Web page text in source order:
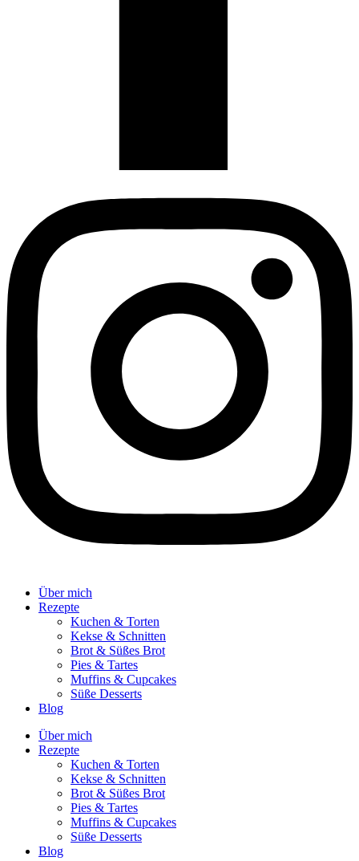
Über mich
Rezepte
Kuchen & Torten
Kekse & Schnitten
Brot & Süßes Brot
Pies & Tartes
Muffins & Cupcakes
Süße Desserts
Blog
Über mich
Rezepte
Kuchen & Torten
Kekse & Schnitten
Brot & Süßes Brot
Pies & Tartes
Muffins & Cupcakes
Süße Desserts
Blog